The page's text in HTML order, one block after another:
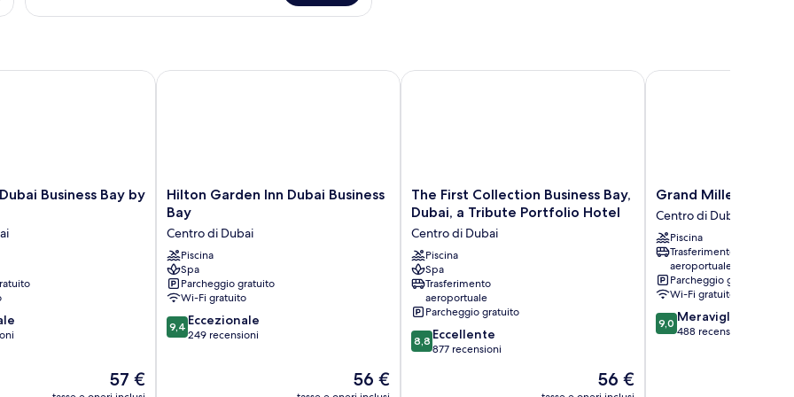
Sofabed)
Standard,
(Accessible
Business Bay by
Il
prezzo
57 €
Business Bay by IHG
Hilton
Garden
Dubai
Business
Bay
Centro
di
Dubai
Hilton Garden Inn Dubai Business
Bay
Centro di Dubai
Piscina
Spa
Parcheggio gratuito
Wi-Fi gratuito
9.4
su
9,4 Eccezionale
249 recensioni
Il
prezzo
56 €
Hilton Garden Inn Dubai Business Bay
The
First
Collection
Business
Bay,
Dubai,
a
Tribute
Portfolio
Hotel
Centro
The First Collection Business Bay,
Dubai, a Tribute Portfolio Hotel
Centro di Dubai
Piscina
Spa
Trasferimento
aeroportuale
Parcheggio gratuito
8.8
su
8,8 Eccellente
877 recensioni
Il
prezzo
56 €
The First Collection Business Bay, Dubai, a Tribute Portfolio
Grand
Millennium
Business
Bay
Centro
di
Dubai
Grand Millennium
Centro di Dubai
Piscina
Trasferimento
aeroportuale
Parcheggio gratuito
Wi-Fi gratuito
9.0
su
9,0 Meraviglioso
488 recensioni
Grand Millennium